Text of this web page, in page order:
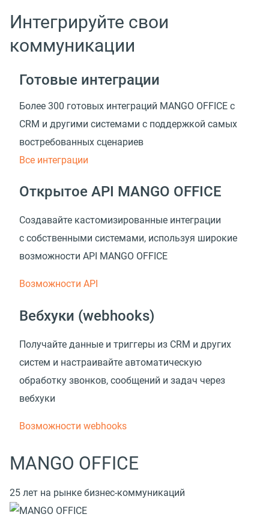
Интегрируйте свои
коммуникации
Готовые интеграции
Более 300 готовых интеграций MANGO OFFICE с
CRM и другими системами с поддержкой самых
востребованных сценариев
Все интеграции
Открытое API MANGO OFFICE
Создавайте кастомизированные интеграции
с собственными системами, используя широкие
возможности API MANGO OFFICE
Возможности API
Вебхуки (webhooks)
Получайте данные и триггеры из CRM и других
систем и настраивайте автоматическую
обработку звонков, сообщений и задач через
вебхуки
Возможности webhooks
MANGO OFFICE
25 лет на рынке бизнес-коммуникаций